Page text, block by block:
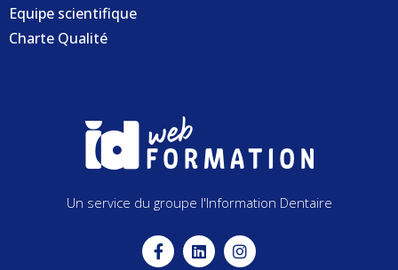
Equipe scientifique
Charte Qualité
Un service du groupe l'Information Dentaire